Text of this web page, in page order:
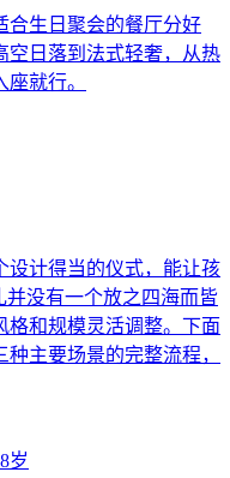
合生日聚会的餐厅分好
空日落到法式轻奢，从热
就行。
设计得当的仪式，能让孩
并没有一个放之四海而皆
格和规模灵活调整。下面
主要场景的完整流程，